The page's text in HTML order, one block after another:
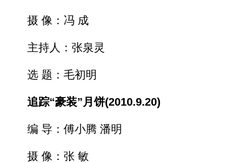
摄 像：冯 成
主持人：张泉灵
选 题：毛初明
追踪“豪装”月饼(2010.9.20)
编 导：傅小腾 潘明
摄 像：张 敏